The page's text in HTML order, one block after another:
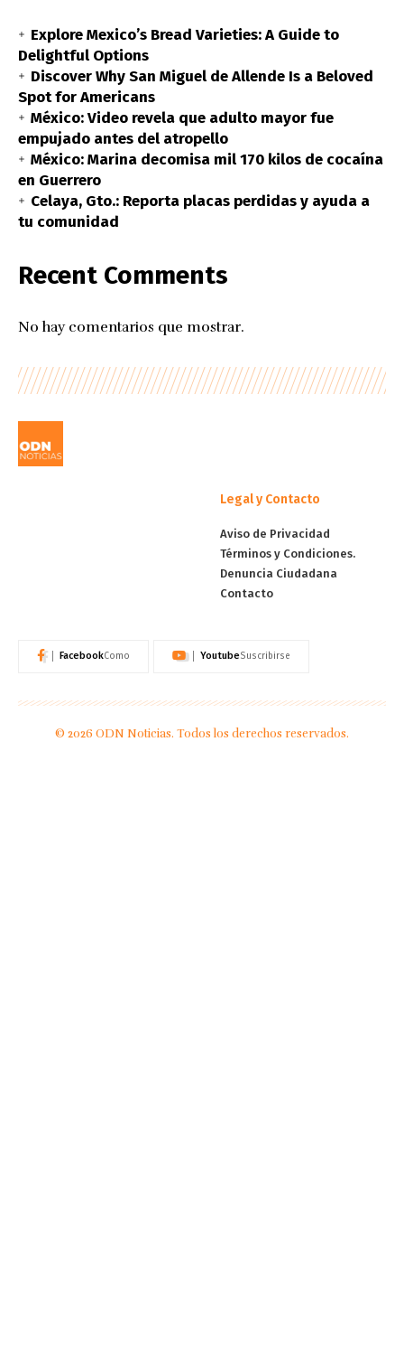
Explore Mexico’s Bread Varieties: A Guide to
Delightful Options
Discover Why San Miguel de Allende Is a Beloved
Spot for Americans
México: Video revela que adulto mayor fue
empujado antes del atropello
México: Marina decomisa mil 170 kilos de cocaína
en Guerrero
Celaya, Gto.: Reporta placas perdidas y ayuda a
tu comunidad
Recent Comments
No hay comentarios que mostrar.
Legal y Contacto
Aviso de Privacidad
Términos y Condiciones.
Denuncia Ciudadana
Contacto
FacebookComo YoutubeSuscribirse
© 2026 ODN Noticias. Todos los derechos reservados.